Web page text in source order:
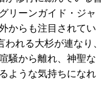
リーンガイド・ジャ
からも注目されてい
れる大杉が連なり、
騒から離れ、神聖な
ような気持ちになれ